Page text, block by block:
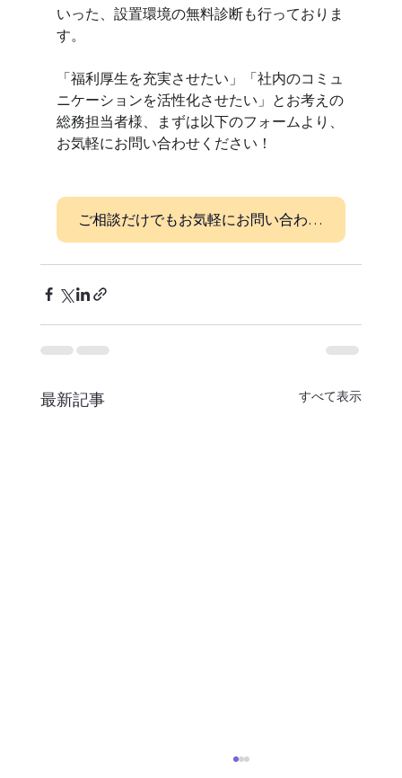
いった、設置環境の無料診断も行っておりま
す。
「福利厚生を充実させたい」「社内のコミュ
ニケーションを活性化させたい」とお考えの
総務担当者様、まずは以下のフォームより、
お気軽にお問い合わせください！
ご相談だけでもお気軽にお問い合わせください！
最新記事 すべて表示